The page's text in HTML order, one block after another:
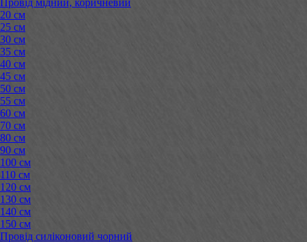
20 см
25 см
30 см
35 см
40 см
45 см
50 см
55 см
60 см
70 см
80 см
90 см
100 см
110 см
120 см
130 см
140 см
150 см
Провід силіконовий чорний